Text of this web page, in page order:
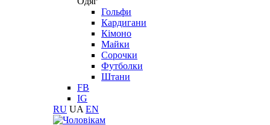
Гольфи
Кардигани
Кімоно
Майки
Сорочки
Футболки
Штани
FB
IG
RU UA EN